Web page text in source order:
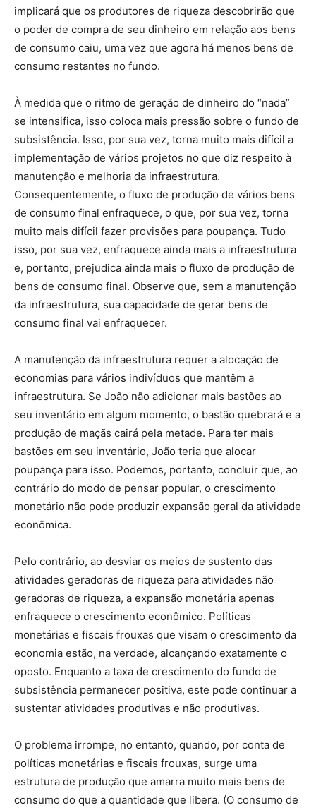
implicará que os produtores de riqueza descobrirão que
o poder de compra de seu dinheiro em relação aos bens
de consumo caiu, uma vez que agora há menos bens de
consumo restantes no fundo.
À medida que o ritmo de geração de dinheiro do “nada”
se intensifica, isso coloca mais pressão sobre o fundo de
subsistência. Isso, por sua vez, torna muito mais difícil a
implementação de vários projetos no que diz respeito à
manutenção e melhoria da infraestrutura.
Consequentemente, o fluxo de produção de vários bens
de consumo final enfraquece, o que, por sua vez, torna
muito mais difícil fazer provisões para poupança. Tudo
isso, por sua vez, enfraquece ainda mais a infraestrutura
e, portanto, prejudica ainda mais o fluxo de produção de
bens de consumo final. Observe que, sem a manutenção
da infraestrutura, sua capacidade de gerar bens de
consumo final vai enfraquecer.
A manutenção da infraestrutura requer a alocação de
economias para vários indivíduos que mantêm a
infraestrutura. Se João não adicionar mais bastões ao
seu inventário em algum momento, o bastão quebrará e a
produção de maçãs cairá pela metade. Para ter mais
bastões em seu inventário, João teria que alocar
poupança para isso. Podemos, portanto, concluir que, ao
contrário do modo de pensar popular, o crescimento
monetário não pode produzir expansão geral da atividade
econômica.
Pelo contrário, ao desviar os meios de sustento das
atividades geradoras de riqueza para atividades não
geradoras de riqueza, a expansão monetária apenas
enfraquece o crescimento econômico. Políticas
monetárias e fiscais frouxas que visam o crescimento da
economia estão, na verdade, alcançando exatamente o
oposto. Enquanto a taxa de crescimento do fundo de
subsistência permanecer positiva, este pode continuar a
sustentar atividades produtivas e não produtivas.
O problema irrompe, no entanto, quando, por conta de
políticas monetárias e fiscais frouxas, surge uma
estrutura de produção que amarra muito mais bens de
consumo do que a quantidade que libera. (O consumo de